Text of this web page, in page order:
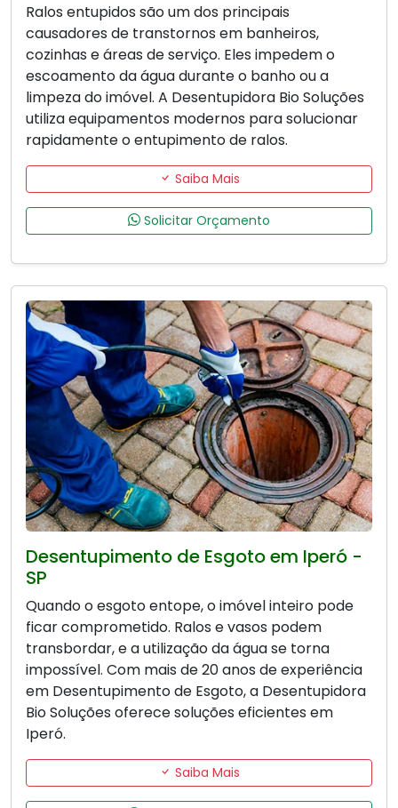
Ralos entupidos são um dos principais
causadores de transtornos em banheiros,
cozinhas e áreas de serviço. Eles impedem o
escoamento da água durante o banho ou a
limpeza do imóvel. A Desentupidora Bio Soluções
utiliza equipamentos modernos para solucionar
rapidamente o entupimento de ralos.
Saiba Mais
Solicitar Orçamento
Desentupimento de Esgoto em Iperó -
SP
Quando o esgoto entope, o imóvel inteiro pode
ficar comprometido. Ralos e vasos podem
transbordar, e a utilização da água se torna
impossível. Com mais de 20 anos de experiência
em Desentupimento de Esgoto, a Desentupidora
Bio Soluções oferece soluções eficientes em
Iperó.
Saiba Mais